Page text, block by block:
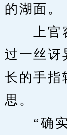
的湖面。
上官容
过一丝讶
长的手指
思。
“确实